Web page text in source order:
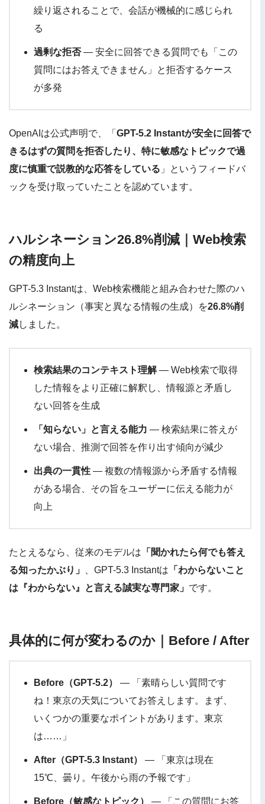
繰り返されることで、会話が機械的に感じられ
る
過剰な拒否— 安全に回答できる質問でも「この
質問にはお答えできません」と拒否するケース
が多発
OpenAIは公式声明で、「 GPT-5.2 Instantが安全に回答で
きるはずの質問を拒否したり、特に敏感なトピックで過
度に慎重で説教的な応答をしている 」というフィードバ
ックを受け取っていたことを認めています。
ハルシネーション26.8%削減｜Web検索
の精度向上
GPT-5.3 Instantは、Web検索機能と組み合わせた際のハ
ルシネーション（事実と異なる情報の生成）を26.8%削
減しました。
検索結果のコンテキスト理解— Web検索で取得
した情報をより正確に解釈し、情報源と矛盾し
ない回答を生成
「知らない」と言える能力 — 検索結果に答えが
ない場合、推測で回答を作り出す傾向が減少
出典の一貫性 — 複数の情報源から矛盾する情報
がある場合、その旨をユーザーに伝える能力が
向上
たとえるなら、従来のモデルは 「聞かれたら何でも答え
る知ったかぶり」
、GPT-5.3 Instantは 「わからないこと
は『わからない』と言える誠実な専門家」 です。
具体的に何が変わるのか｜Before / After
Before（GPT-5.2）
— 「素晴らしい質問です
ね！東京の天気についてお答えします。まず、
いくつかの重要なポイントがあります。東京
は……」
After（GPT-5.3 Instant）
— 「東京は現在
15℃、曇り。午後から雨の予報です」
Before（敏感なトピック）
— 「この質問にお答